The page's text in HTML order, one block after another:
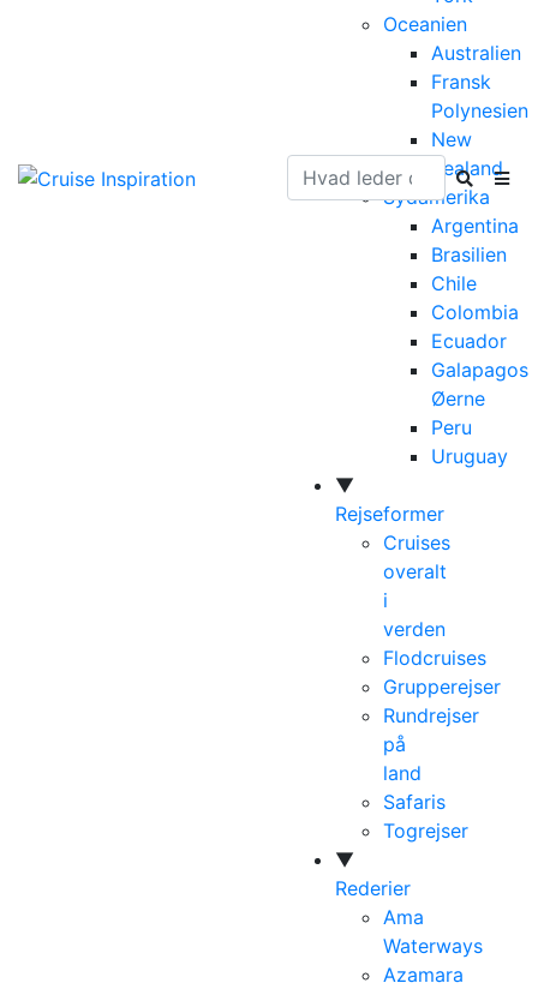
Oceanien
Australien
Fransk
Polynesien
New
Zealand
Sydamerika
Argentina
Brasilien
Chile
Colombia
Ecuador
Galapagos
Øerne
Peru
Uruguay
▼
Rejseformer
Cruises
overalt
i
verden
Flodcruises
Grupperejser
Rundrejser
på
land
Safaris
Togrejser
▼
Rederier
Ama
Waterways
Azamara